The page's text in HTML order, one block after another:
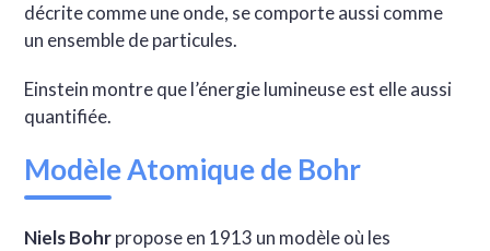
décrite comme une onde, se comporte aussi comme
un ensemble de particules.
Einstein montre que l’énergie lumineuse est elle aussi
quantifiée.
Modèle Atomique de Bohr
Niels Bohrpropose en 1913 un modèle où les